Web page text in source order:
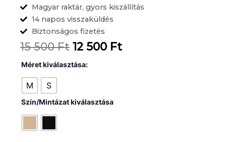
Magyar raktár, gyors kiszállítás
14 napos visszaküldés
Biztonságos fizetés
15 500Ft Original
price
15
12 500 FtCurrent
Méret kiválasztása:
M S
Szín/Mintázat kiválasztása
Velsatino
mennyiség